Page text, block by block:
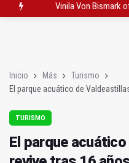
Vinila Von Bismark
Inicio Más
Turismo
El parque acuático de
TURISMO
El parque